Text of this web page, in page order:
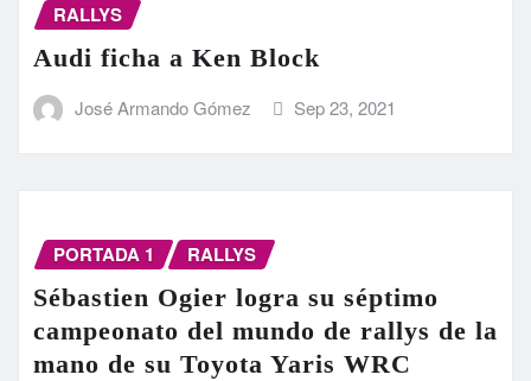
RALLYS
Audi ficha a Ken Block
José Armando Gómez Sep 23, 2021
PORTADA 1 RALLYS
Sébastien Ogier logra su séptimo
campeonato del mundo de rallys de la
mano de su Toyota Yaris WRC